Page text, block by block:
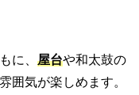
に、 屋台や和太鼓の
囲気が楽しめます。